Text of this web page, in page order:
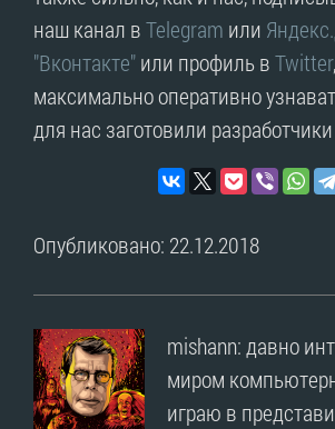
наш канал вTelegram или
"Вконтакте"или профиль вTwitter
максимально оперативно
для нас заготовили
Опубликовано: 22.12.2018
mishann: давно
миром
играю в